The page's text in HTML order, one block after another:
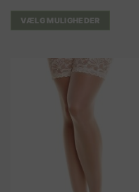
VÆLG MULIGHEDER
varianter.
Mulighederne